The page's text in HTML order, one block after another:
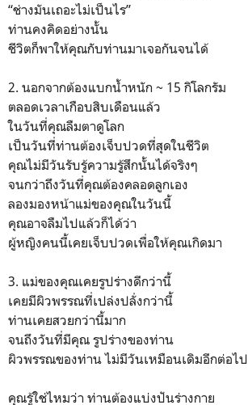
“ช่างมันเถอะไม่เป็นไร”
ท่านคงคิดอย่างนั้น
ชีวิตก็พาให้คุณกับท่านมาเจอกันจนได้
2. นอกจากต้องแบกน้ำหนัก ~ 15 กิโลกรัม
ตลอดเวลาเกือบสิบเดือนแล้ว
ในวันที่คุณลืมตาดูโลก
เป็นวันที่ท่านต้องเจ็บปวดที่สุดในชีวิต
คุณไม่มีวันรับรู้ความรู้สึกนั้นได้จริงๆ
จนกว่าถึงวันที่คุณต้องคลอดลูกเอง
ลองมองหน้าแม่ของคุณในวันนี้
คุณอาจลืมไปแล้วก็ได้ว่า
ผู้หญิงคนนี้เคยเจ็บปวดเพื่อให้คุณเกิดมา
3. แม่ของคุณเคยรูปร่างดีกว่านี้
เคยมีผิวพรรณที่เปล่งปลั่งกว่านี้
ท่านเคยสวยกว่านี้มาก
จนถึงวันที่มีคุณ รูปร่างของท่าน
ผิวพรรณของท่าน ไม่มีวันเหมือนเดิมอีกต่อไป
คุณรู้ใช่ไหมว่า ท่านต้องแบ่งปันร่างกาย